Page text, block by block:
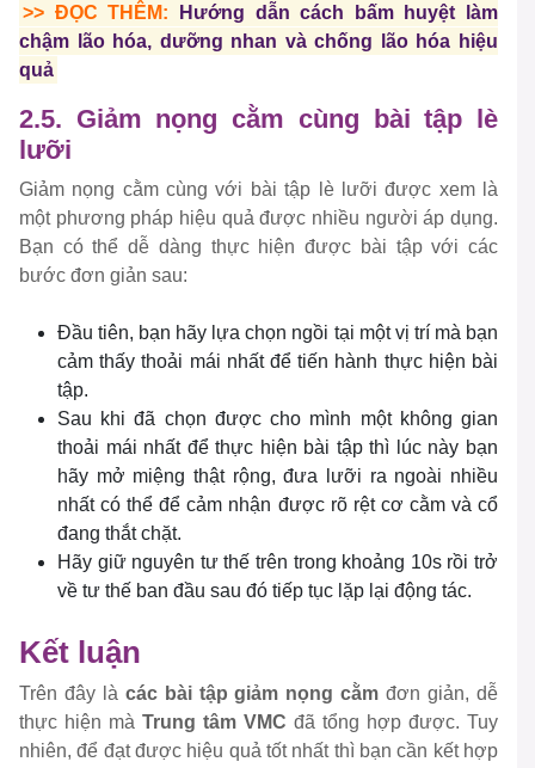
>> ĐỌC THÊM:
Hướng dẫn cách bấm huyệt làm
chậm lão hóa, dưỡng nhan và chống lão hóa hiệu
quả
2.5. Giảm nọng cằm cùng bài tập lè
lưỡi
Giảm nọng cằm cùng với bài tập lè lưỡi được xem là
một phương pháp hiệu quả được nhiều người áp dụng.
Bạn có thể dễ dàng thực hiện được bài tập với các
bước đơn giản sau:
Đầu tiên, bạn hãy lựa chọn ngồi tại một vị trí mà bạn
cảm thấy thoải mái nhất để tiến hành thực hiện bài
tập.
Sau khi đã chọn được cho mình một không gian
thoải mái nhất để thực hiện bài tập thì lúc này bạn
hãy mở miệng thật rộng, đưa lưỡi ra ngoài nhiều
nhất có thể để cảm nhận được rõ rệt cơ cằm và cổ
đang thắt chặt.
Hãy giữ nguyên tư thế trên trong khoảng 10s rồi trở
về tư thế ban đầu sau đó tiếp tục lặp lại động tác.
Kết luận
Trên đây là các bài tập giảm nọng cằm đơn giản, dễ
thực hiện mà Trung tâm VMC đã tổng hợp được. Tuy
nhiên, để đạt được hiệu quả tốt nhất thì bạn cần kết hợp